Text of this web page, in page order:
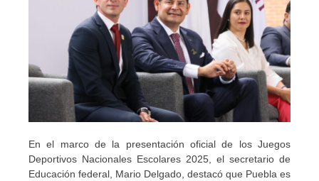
En el marco de la presentación oficial de los Juegos
Deportivos Nacionales Escolares 2025, el secretario de
Educación federal, Mario Delgado, destacó que Puebla es